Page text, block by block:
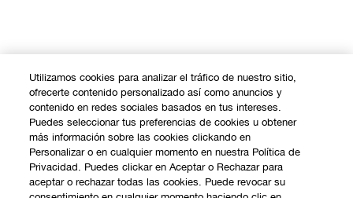
Utilizamos cookies para analizar el tráfico de nuestro sitio,
ofrecerte contenido personalizado así como anuncios y
contenido en redes sociales basados en tus intereses.
Puedes seleccionar tus preferencias de cookies u obtener
más información sobre las cookies clickando en
Personalizar o en cualquier momento en nuestra Política de
Privacidad. Puedes clickar en Aceptar o Rechazar para
aceptar o rechazar todas las cookies. Puede revocar su